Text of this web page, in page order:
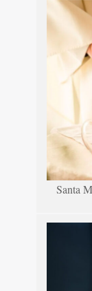
Santa